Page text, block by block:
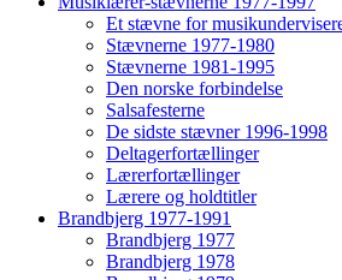
Et stævne for
Stævnerne 1977-1980
Stævnerne 1981-1995
Den norske forbindelse
Salsafesterne
De sidste stævner 1996-1998
Deltagerfortællinger
Lærerfortællinger
Lærere og holdtitler
Brandbjerg 1977-1991
Brandbjerg 1977
Brandbjerg 1978